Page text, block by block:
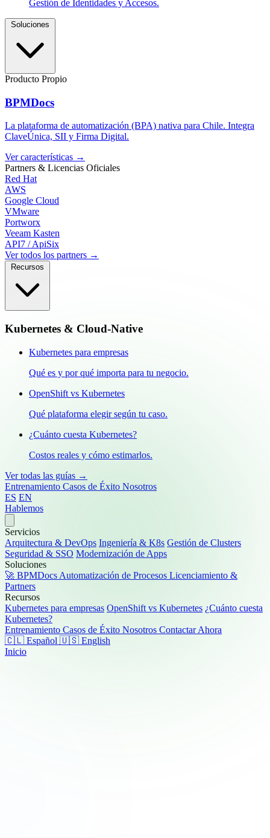
Gestión de Identidades y Accesos.
Producto Propio
BPMDocs
La plataforma de automatización (BPA) nativa para Chile. Integra
ClaveÚnica, SII y Firma Digital.
Ver características →
Partners & Licencias Oficiales
Red Hat
AWS
Google Cloud
VMware
Portworx
Veeam Kasten
API7 / ApiSix
Ver todos los partners →
Kubernetes & Cloud-Native
Kubernetes para empresas
Qué es y por qué importa para tu negocio.
OpenShift vs Kubernetes
Qué plataforma elegir según tu caso.
¿Cuánto cuesta Kubernetes?
Costos reales y cómo estimarlos.
Ver todas las guías →
Entrenamiento Casos de Éxito Nosotros
ES EN
Hablemos
Servicios
Arquitectura & DevOps Ingeniería & K8s Gestión de Clusters
Seguridad & SSO Modernización de Apps
Soluciones
🚀 BPMDocs Automatización de Procesos Licenciamiento &
Partners
Recursos
Kubernetes para empresas OpenShift vs Kubernetes ¿Cuánto cuesta
Kubernetes?
Entrenamiento Casos de Éxito Nosotros Contactar Ahora
🇨🇱 Español 🇺🇸 English
Inicio